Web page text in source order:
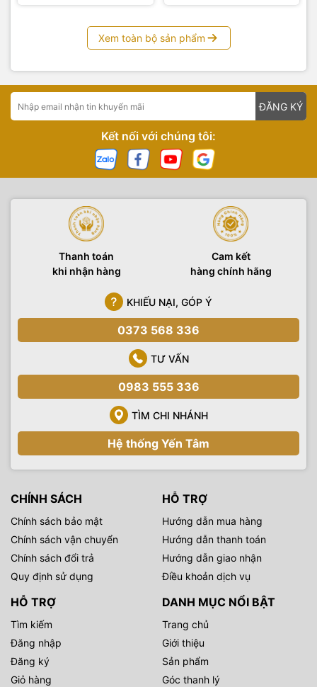
Xem toàn bộ sản phẩm
ĐĂNG KÝ
Kết nối với chúng tôi:
Thanh toán
khi nhận hàng
Cam kết
hàng chính hãng
KHIẾU NẠI, GÓP Ý
0373 568 336
TƯ VẤN
0983 555 336
TÌM CHI NHÁNH
Hệ thống Yến Tâm
CHÍNH SÁCH
Chính sách bảo mật
Chính sách vận chuyển
Chính sách đổi trả
Quy định sử dụng
HỖ TRỢ
Hướng dẫn mua hàng
Hướng dẫn thanh toán
Hướng dẫn giao nhận
Điều khoản dịch vụ
HỖ TRỢ
Tìm kiếm
Đăng nhập
Đăng ký
Giỏ hàng
DANH MỤC NỔI BẬT
Trang chủ
Giới thiệu
Sản phẩm
Góc thanh lý